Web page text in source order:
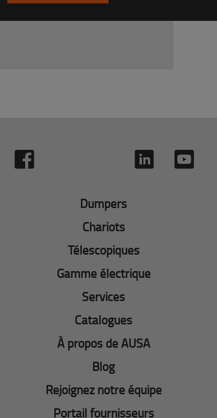
Dumpers
Chariots
Télescopiques
Gamme électrique
Services
Catalogues
À propos de AUSA
Blog
Rejoignez notre équipe
Portail fournisseurs